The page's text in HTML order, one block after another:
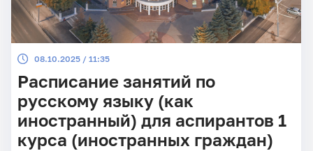
08.10.2025 / 11:35
Расписание занятий по
русскому языку (как
иностранный) для аспирантов 1
курса (иностранных граждан)